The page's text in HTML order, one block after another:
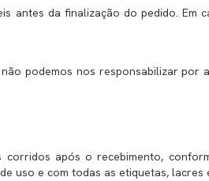
antes da finalização do pedido.
podemos nos responsabilizar
após o recebimento,
uso e com todas as etiquetas, lacres